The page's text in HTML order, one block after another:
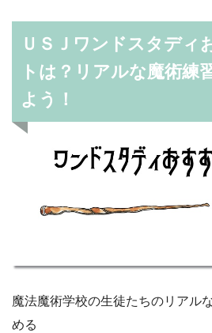
ＵＳＪワンドスタディ
トは？ リアルな魔術練
よう！
魔法魔術学校の生徒たちのリアル
める